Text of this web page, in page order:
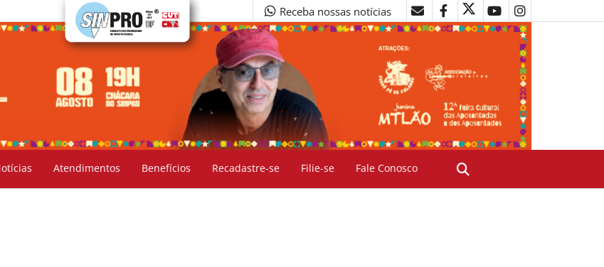
Receba nossas notícias
Atendimentos Benefícios Recadastre-se Filie-se Fale Conosco